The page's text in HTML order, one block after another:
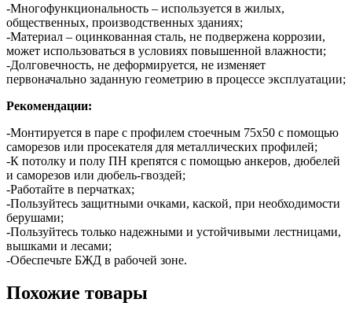
-Многофункциональность – используется в жилых,
общественных, производственных зданиях;
-Материал – оцинкованная сталь, не подвержена коррозии,
может использоваться в условиях повышенной влажности;
-Долговечность, не деформируется, не изменяет
первоначально заданную геометрию в процессе эксплуатации;
Рекомендации:
-Монтируется в паре с профилем стоечным 75х50 с помощью
саморезов или просекателя для металлических профилей;
-К потолку и полу ПН крепятся с помощью анкеров, дюбелей
и саморезов или дюбель-гвоздей;
-Работайте в перчатках;
-Пользуйтесь защитными очками, каской, при необходимости
берушами;
-Пользуйтесь только надежными и устойчивыми лестницами,
вышками и лесами;
-Обеспечьте БЖД в рабочей зоне.
Похожие товары